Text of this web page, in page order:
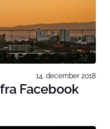
14. december 2018
Facebook